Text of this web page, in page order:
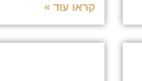
קראו עוד »